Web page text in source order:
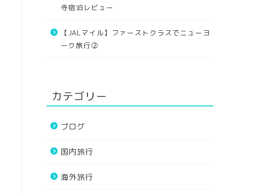
寺宿泊レビュー
【JALマイル】ファーストクラスでニューヨ
ーク旅行②
カテゴリー
ブログ
国内旅行
海外旅行